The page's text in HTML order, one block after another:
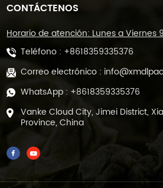
CONTÁCTENOS
Horario de atención: Lunes a Viernes
Teléfono : +8618359335376
Correo electrónico :
WhatsApp : +8618359335376
Vanke Cloud City, Jimei District,
Province, China